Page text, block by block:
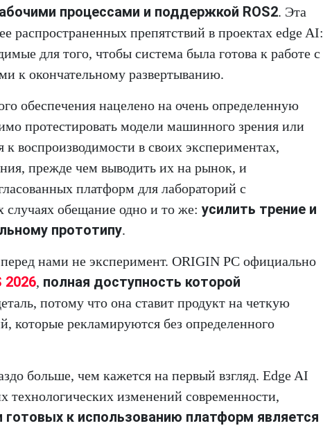
процессами и поддержкой ROS2. Эта
распространенных препятствий в проектах edge AI:
для того, чтобы система была готова к работе с
к окончательному развертыванию.
обеспечения нацелено на очень определенную
протестировать модели машинного зрения или
воспроизводимости в своих экспериментах,
прежде чем выводить их на рынок, и
платформ для лабораторий с
случаях обещание одно и то же: усилить трение и
прототипу.
нами не эксперимент. ORIGIN PC официально
2026, полная доступность которой
потому что она ставит продукт на четкую
которые рекламируются без определенного
больше, чем кажется на первый взгляд. Edge AI
технологических изменений современности,
к использованию платформ является